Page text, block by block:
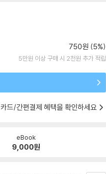
750원 (5%)
5만원 이상 구매 시 2천원 추가 적립
카드/간편결제 혜택을 확인하세요
eBook
9,000원